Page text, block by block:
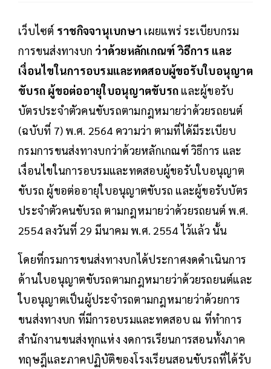
เว็บไซต์ ราชกิจจานุเบกษา เผยแพร่ ระเบียบกรม
การขนส่งทางบก ว่าด้วยหลักเกณฑ์ วิธีการ และ
เงื่อนไขในการอบรมและทดสอบผู้ขอรับใบอนุญาต
ขับรถ ผู้ขอต่ออายุใบอนุญาตขับรถ และผู้ขอรับ
บัตรประจำตัวคนขับรถตามกฎหมายว่าด้วยรถยนต์
(ฉบับที่ 7) พ.ศ. 2564 ความว่า ตามที่ได้มีระเบียบ
กรมการขนส่งทางบกว่าด้วยหลักเกณฑ์ วิธีการ และ
เงื่อนไขในการอบรมและทดสอบผู้ขอรับใบอนุญาต
ขับรถ ผู้ขอต่ออายุใบอนุญาตขับรถ และผู้ขอรับบัตร
ประจำตัวคนขับรถ ตามกฎหมายว่าด้วยรถยนต์ พ.ศ.
2554 ลงวันที่ 29 มีนาคม พ.ศ. 2554 ไว้แล้ว นั้น
โดยที่กรมการขนส่งทางบกได้ประกาศงดดำเนินการ
ด้านใบอนุญาตขับรถตามกฎหมายว่าด้วยรถยนต์และ
ใบอนุญาตเป็นผู้ประจำรถตามกฎหมายว่าด้วยการ
ขนส่งทางบก ที่มีการอบรมและทดสอบ ณ ที่ทำการ
สำนักงานขนส่งทุกแห่ง งดการเรียนการสอนทั้งภาค
ทฤษฎีและภาคปฏิบัติของโรงเรียนสอนขับรถที่ได้รับ